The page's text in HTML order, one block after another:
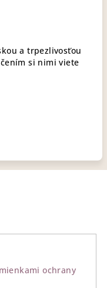
a trpezlivosťou
si nimi viete
ochrany